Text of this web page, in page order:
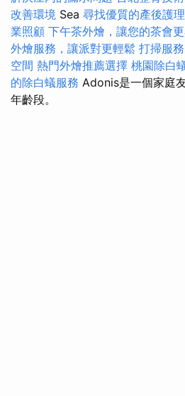
改善環境 Sea 尋找優質的產後護
業照顧 下午茶外燴，讓您的茶會
外燴服務，讓派對更輕鬆 打掃服
空間 熱門外燴推薦選擇 桃園除白
的除白蟻服務 Adonis是一個家庭
年齡段。